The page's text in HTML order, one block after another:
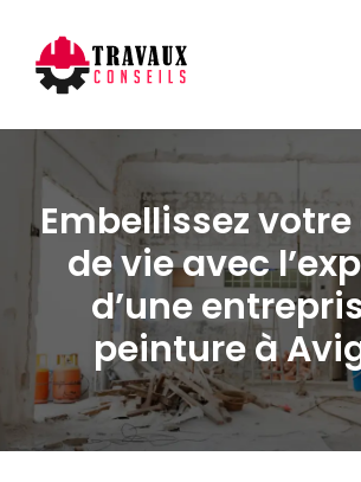
Embellissez
de vie avec
d’une
peinture à